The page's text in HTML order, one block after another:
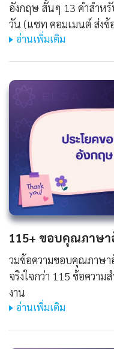
อังกฤษ สั้นๆ 13 คำสำห
วัน (แชท คอมเมนต์ ส่งข้
อ่านเพิ่มเติม
115+ ขอบคุณภาษา
วมข้อความขอบคุณภาษ
จริงใจกว่า 115 ข้อควา
งาน
อ่านเพิ่มเติม